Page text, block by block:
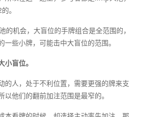
。
机会，大盲位的手牌组合是全范围的，
些小牌，可能击中大盲位的范围。
盲位。
的人，处于不利位置，需要更强的牌来支
他们的翻前加注范围是最窄的。